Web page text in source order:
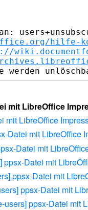
hilfe-
mit LibreOffice
mit LibreOffice
Datei mit LibreOffice
Datei mit
ppsx-Datei mit
ppsx-Datei mit
ppsx-Datei mit
users] ppsx-Datei mit